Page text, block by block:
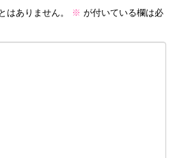
はありません。 ※ が付いている欄は必